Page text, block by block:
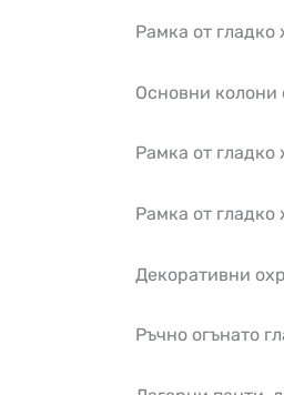
Рамка от
Основни колони
Рамка от
Рамка от
Декоративни
Ръчно огънато